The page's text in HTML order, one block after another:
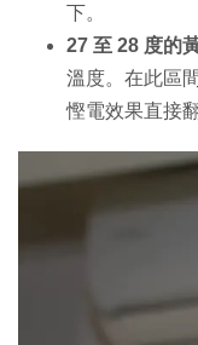
下。
27 至 28 度的
溫度。在此區
慳電效果直接